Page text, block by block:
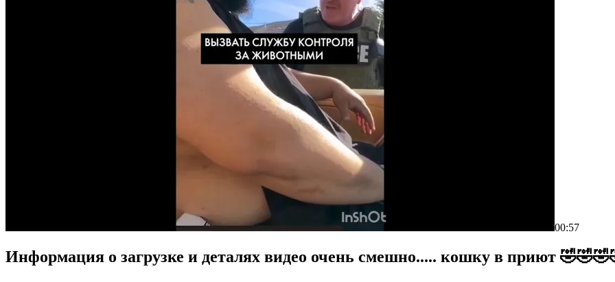
00:57
Информация о загрузке и деталях видео очень смешно..... кошку в приют